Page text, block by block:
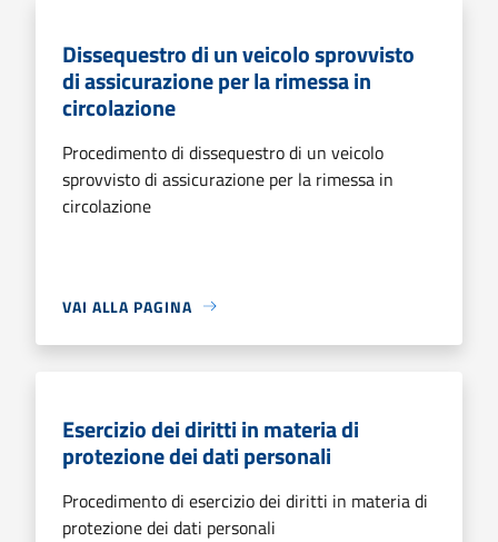
Dissequestro di un veicolo sprovvisto
di assicurazione per la rimessa in
circolazione
Procedimento di dissequestro di un veicolo
sprovvisto di assicurazione per la rimessa in
circolazione
VAI ALLA PAGINA
Esercizio dei diritti in materia di
protezione dei dati personali
Procedimento di esercizio dei diritti in materia di
protezione dei dati personali